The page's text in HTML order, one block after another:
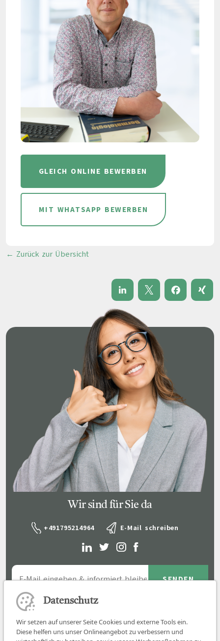
GLEICH ONLINE BEWERBEN
MIT WHATSAPP BEWERBEN
← Zurück zur Übersicht
Wir sind für Sie da
+491795214964 E-Mail schreiben
Datenschutz
Wir setzen auf unserer Seite Cookies und externe Tools ein.
Diese helfen uns unser Onlineangebot zu verbessern und